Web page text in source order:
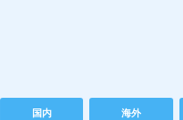
国内 海外